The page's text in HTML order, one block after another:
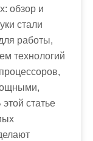
обзор и
стали
работы,
технологий
статье